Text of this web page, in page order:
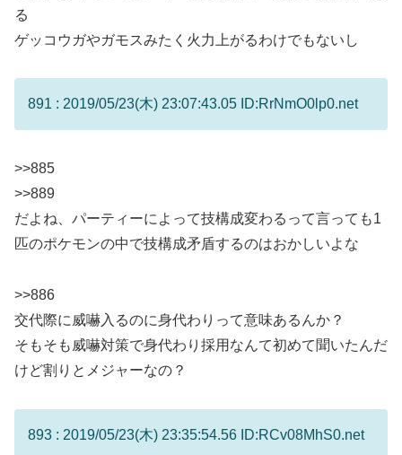
る
ゲッコウガやガモスみたく火力上がるわけでもないし
891 : 2019/05/23(木) 23:07:43.05 ID:RrNmO0lp0.net
>>885
>>889
だよね、パーティーによって技構成変わるって言っても1
匹のポケモンの中で技構成矛盾するのはおかしいよな
>>886
交代際に威嚇入るのに身代わりって意味あるんか？
そもそも威嚇対策で身代わり採用なんて初めて聞いたんだ
けど割りとメジャーなの？
893 : 2019/05/23(木) 23:35:54.56 ID:RCv08MhS0.net